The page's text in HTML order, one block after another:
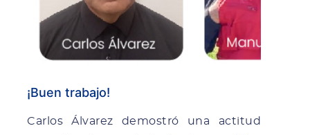
¡Buen trabajo!
Carlos Álvarez demostró una actitud